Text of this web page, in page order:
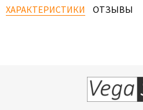
ХАРАКТЕРИСТИКИ ОТЗЫВЫ